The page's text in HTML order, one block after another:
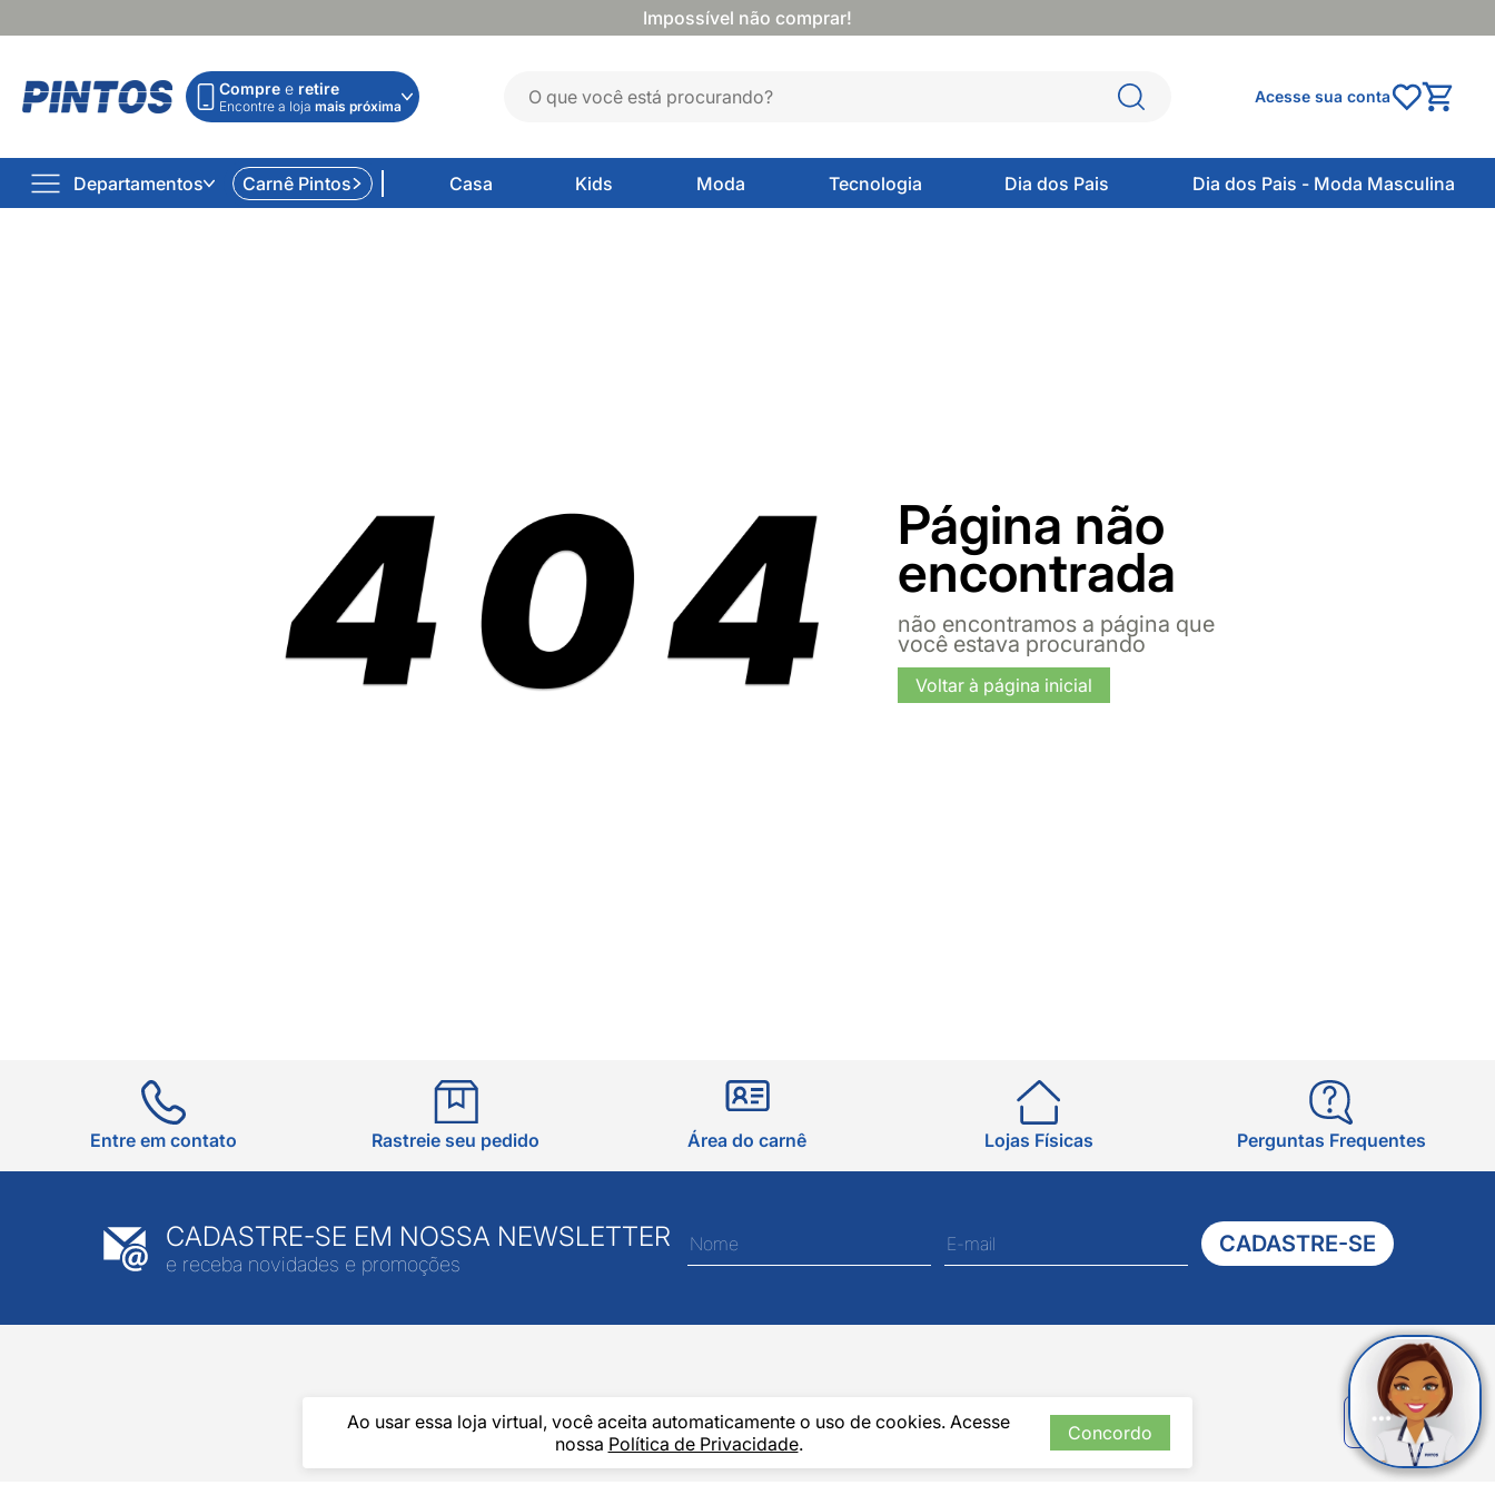
Impossível não comprar!
Compre e retire
Encontre a loja mais próxima
Acesse sua conta
Departamentos Carnê Pintos Casa Kids Moda Tecnologia Dia dos Pais Dia dos Pais - Moda Masculina
Página não
encontrada
não encontramos a página que
você estava procurando
Voltar à página inicial
Ao usar essa loja virtual, você aceita automaticamente o uso de cookies. Acesse
nossa Política de Privacidade. Concordo
Entre em contato Rastreie seu pedido Área do carnê Lojas Físicas Perguntas Frequentes
CADASTRE-SE EM NOSSA NEWSLETTER
e receba novidades e promoções
CADASTRE-SE
Verificada
por